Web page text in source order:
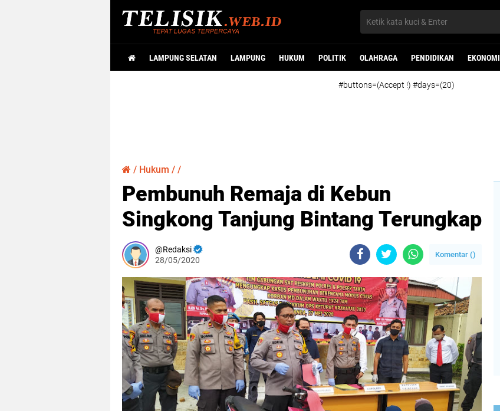
LAMPUNG SELATAN LAMPUNG HUKUM POLITIK OLAHRAGA PENDIDIKAN EKONOMI
#buttons=(Accept !) #days=(20)
/ Hukum / /
Pembunuh Remaja di Kebun
Singkong Tanjung Bintang Terungkap
Redaksi
28/05/2020
Komentar ()